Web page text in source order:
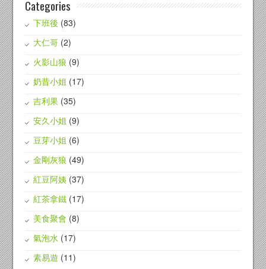
Categories
下班後 (83)
大仁哥 (2)
火影山狼 (9)
奶昔小姐 (17)
吉利果 (35)
安久小姐 (9)
豆芽小姐 (6)
金剛灰狼 (49)
紅豆阿姨 (37)
紅茶拿鐵 (17)
美食聚會 (8)
氣泡水 (17)
素易遊 (11)